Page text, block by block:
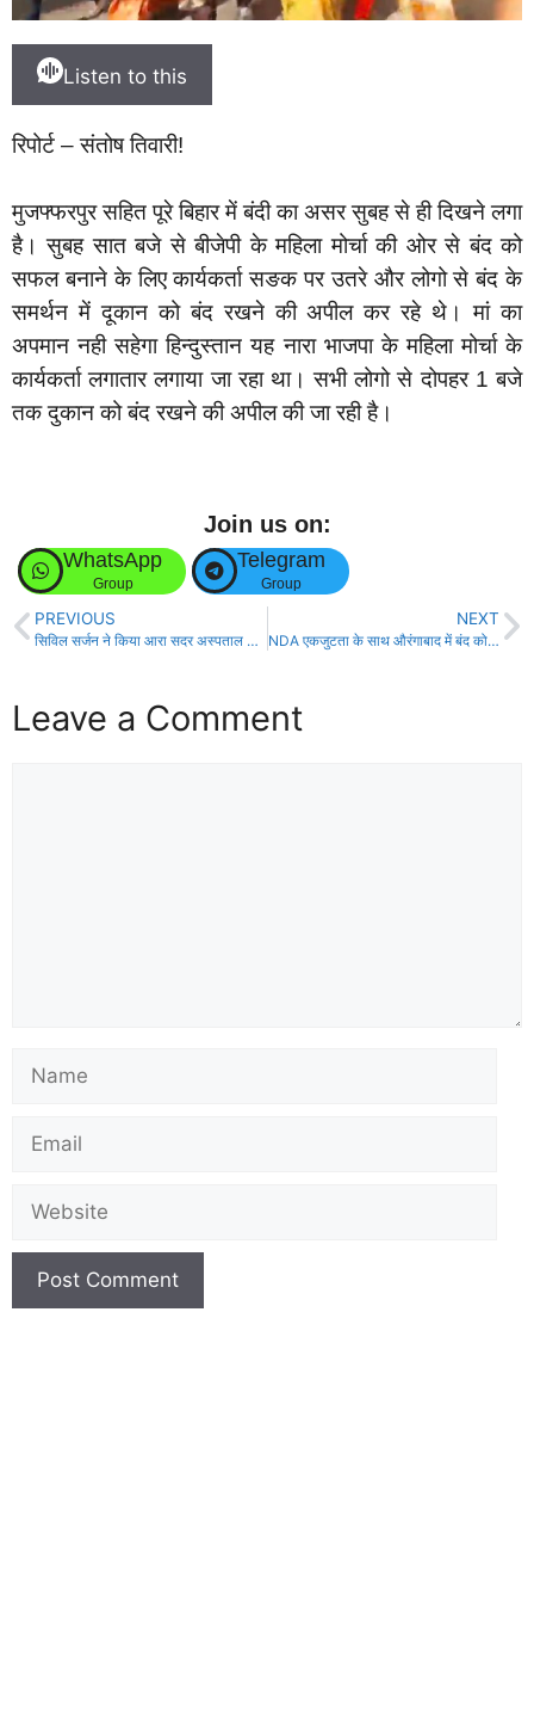
Listen to this
रिपोर्ट – संतोष तिवारी!
मुजफ्फरपुर सहित पूरे बिहार में बंदी का असर सुबह से ही दिखने लगा
है। सुबह सात बजे से बीजेपी के महिला मोर्चा की ओर से बंद को
सफल बनाने के लिए कार्यकर्ता सङक पर उतरे और लोगो से बंद के
समर्थन में दूकान को बंद रखने की अपील कर रहे थे। मां का
अपमान नही सहेगा हिन्दुस्तान यह नारा भाजपा के महिला मोर्चा के
कार्यकर्ता लगातार लगाया जा रहा था। सभी लोगो से दोपहर 1 बजे
तक दुकान को बंद रखने की अपील की जा रही है।
Join us on:
WhatsApp
Group
Telegram
Group
PREVIOUS
सिविल सर्जन ने किया आरा सदर अस्पताल का औचक निरीक्षण!
NEXT
NDA एकजुटता के साथ औरंगाबाद में बंद को सफल कराने सड़क पर उतरी!
Leave a Comment